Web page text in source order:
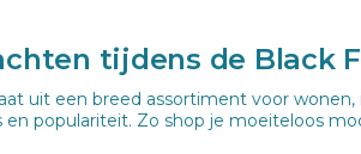
tijdens de Black
uit een breed assortiment voor
populariteit. Zo shop je moeiteloos